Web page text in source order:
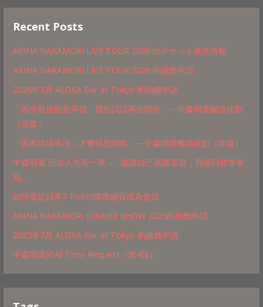
Recent Posts
AKINA NAKAMORI LIVE TOUR 2026 のチケット発売情報
AKINA NAKAMORI LIVE TOUR 2026 的抽籤申請
2026年5月 ALDEA Bar at Tokyo 的抽籤申請
「因有歌迷願意等我，我想試試再次唱歌」─ 中森明菜暢談此刻
（後篇）
「因有現場表演，才覺得想唱歌」─ 中森明菜暢談此刻（前篇）
中森明菜 活出人生新一章 –「能讓自己展露笑容，我感到非常幸
福」
如何登記日本7 Ticket購票網頁成為會員
AKINA NAKAMORI DINNER SHOW 2025的抽籤申請
2025年7月 ALDEA Bar at Tokyo 的抽籤申請
中森明菜的All Time Request（第4段）